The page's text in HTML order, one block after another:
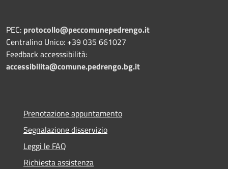
PEC: protocollo@peccomunepedrengo.it
Centralino Unico: +39 035 661027
Feedback accesssibilità:
accessibilita@comune.pedrengo.bg.it
Prenotazione appuntamento
Segnalazione disservizio
Leggi le FAQ
Richiesta assistenza